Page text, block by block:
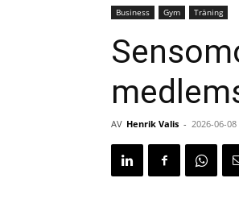
Business Gym Träning
AV Henrik Valis - 2026-06-08